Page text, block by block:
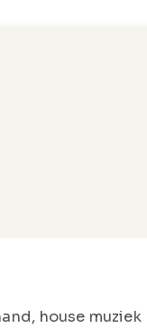
house muziek